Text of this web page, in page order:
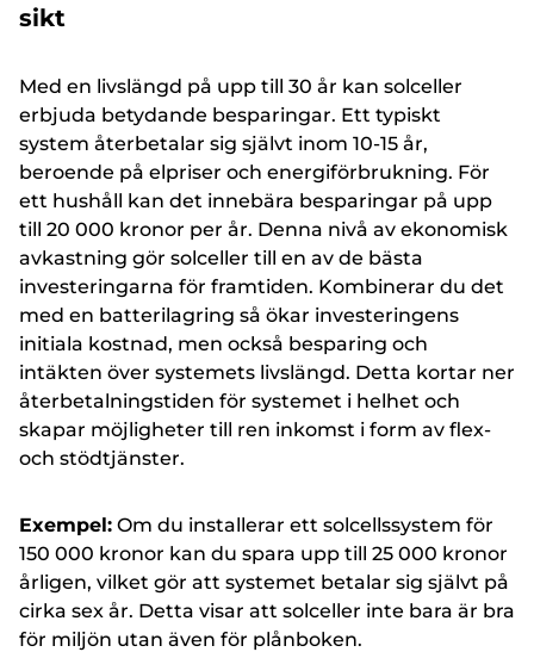
sikt
Med en livslängd på upp till 30 år kan solceller
erbjuda betydande besparingar. Ett typiskt
system återbetalar sig självt inom 10-15 år,
beroende på elpriser och energiförbrukning. För
ett hushåll kan det innebära besparingar på upp
till 20 000 kronor per år. Denna nivå av ekonomisk
avkastning gör solceller till en av de bästa
investeringarna för framtiden. Kombinerar du det
med en batterilagring så ökar investeringens
initiala kostnad, men också besparing och
intäkten över systemets livslängd. Detta kortar ner
återbetalningstiden för systemet i helhet och
skapar möjligheter till ren inkomst i form av flex-
och stödtjänster.
Exempel: Om du installerar ett solcellssystem för
150 000 kronor kan du spara upp till 25 000 kronor
årligen, vilket gör att systemet betalar sig självt på
cirka sex år. Detta visar att solceller inte bara är bra
för miljön utan även för plånboken.